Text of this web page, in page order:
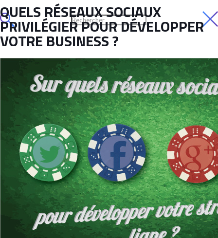
QUELS RÉSEAUX SOCIAUX
PRIVILÉGIER POUR DÉVELOPPER
VOTRE BUSINESS ?